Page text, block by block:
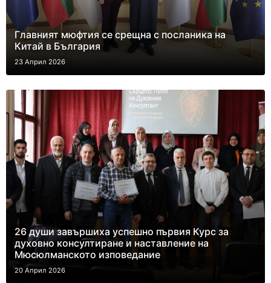
Главният мюфтия се срещна с посланика на
Китай в България
23 Април 2026
26 души завършиха успешно първия Курс за
духовно консултиране и наставление на
Мюсюлманското изповедание
20 Април 2026